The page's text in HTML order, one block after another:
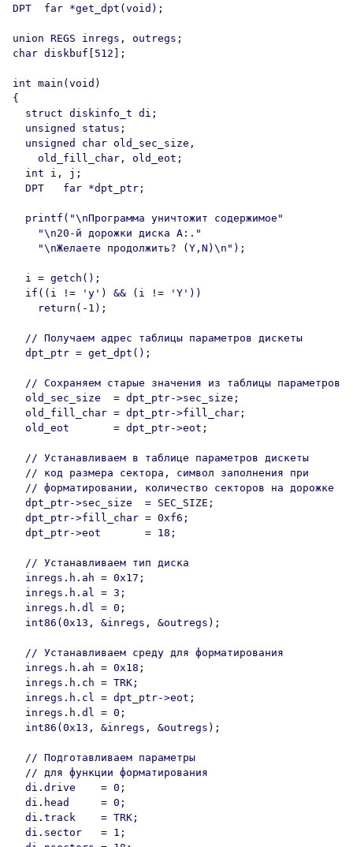
DPT  far *get_dpt(void);
union REGS inregs, outregs;
char diskbuf[512];
int main(void)
{
  struct diskinfo_t di;
  unsigned status;
  unsigned char old_sec_size,
    old_fill_char, old_eot;
  int i, j;
  DPT   far *dpt_ptr;
  printf("\nПрограмма уничтожит содержимое"
    "\n20-й дорожки диска А:."
    "\nЖелаете продолжить? (Y,N)\n");
  i = getch();
  if((i != 'y') && (i != 'Y'))
    return(-1);
  // Получаем адрес таблицы параметров дискеты
  dpt_ptr = get_dpt();
  // Сохраняем старые значения из таблицы параметров
  old_sec_size  = dpt_ptr->sec_size;
  old_fill_char = dpt_ptr->fill_char;
  old_eot       = dpt_ptr->eot;
  // Устанавливаем в таблице параметров дискеты
  // код размера сектора, символ заполнения при
  // форматировании, количество секторов на дорожке
  dpt_ptr->sec_size  = SEC_SIZE;
  dpt_ptr->fill_char = 0xf6;
  dpt_ptr->eot       = 18;
  // Устанавливаем тип диска
  inregs.h.ah = 0x17;
  inregs.h.al = 3;
  inregs.h.dl = 0;
  int86(0x13, &inregs, &outregs);
  // Устанавливаем среду для форматирования
  inregs.h.ah = 0x18;
  inregs.h.ch = TRK;
  inregs.h.cl = dpt_ptr->eot;
  inregs.h.dl = 0;
  int86(0x13, &inregs, &outregs);
  // Подготавливаем параметры
  // для функции форматирования
  di.drive    = 0;
  di.head     = 0;
  di.track    = TRK;
  di.sector   = 1;